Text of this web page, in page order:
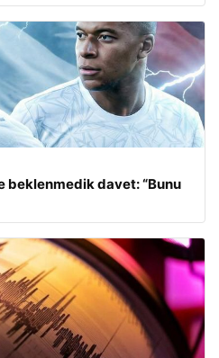
beklenmedik davet: “Bunu